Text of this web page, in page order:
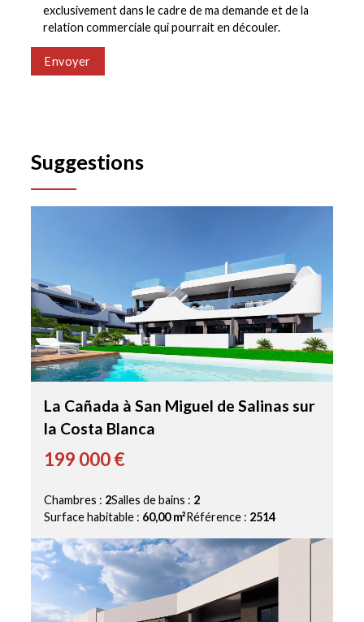
exclusivement dans le cadre de ma demande et de la
relation commerciale qui pourrait en découler.
Envoyer
Suggestions
La Cañada à San Miguel de Salinas sur
la Costa Blanca
199 000 €
Chambres : 2Salles de bains : 2
Surface habitable : 60,00 m²Référence : 2514